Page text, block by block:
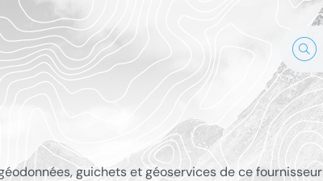
guichets et géoservices de ce fournisseur